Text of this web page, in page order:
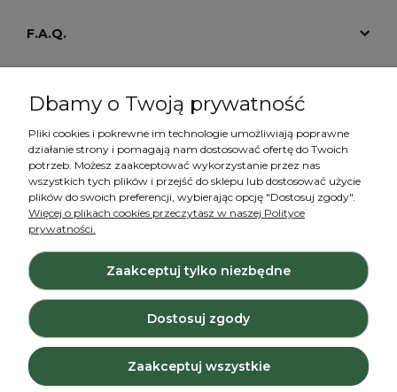
F.A.Q.
Tutoriale
Konto
Projekt i wykonanie:Ecommercy.pl
Pokaż pełną wersję strony
Sklep internetowy Shoper.pl
Dbamy o Twoją prywatność
Pliki cookies i pokrewne im technologie umożliwiają poprawne
działanie strony i pomagają nam dostosować ofertę do Twoich
potrzeb. Możesz zaakceptować wykorzystanie przez nas
wszystkich tych plików i przejść do sklepu lub dostosować użycie
plików do swoich preferencji, wybierając opcję "Dostosuj zgody".
Więcej o plikach cookies przeczytasz w naszej Polityce
prywatności.
Zaakceptuj tylko niezbędne
Dostosuj zgody
Zaakceptuj wszystkie